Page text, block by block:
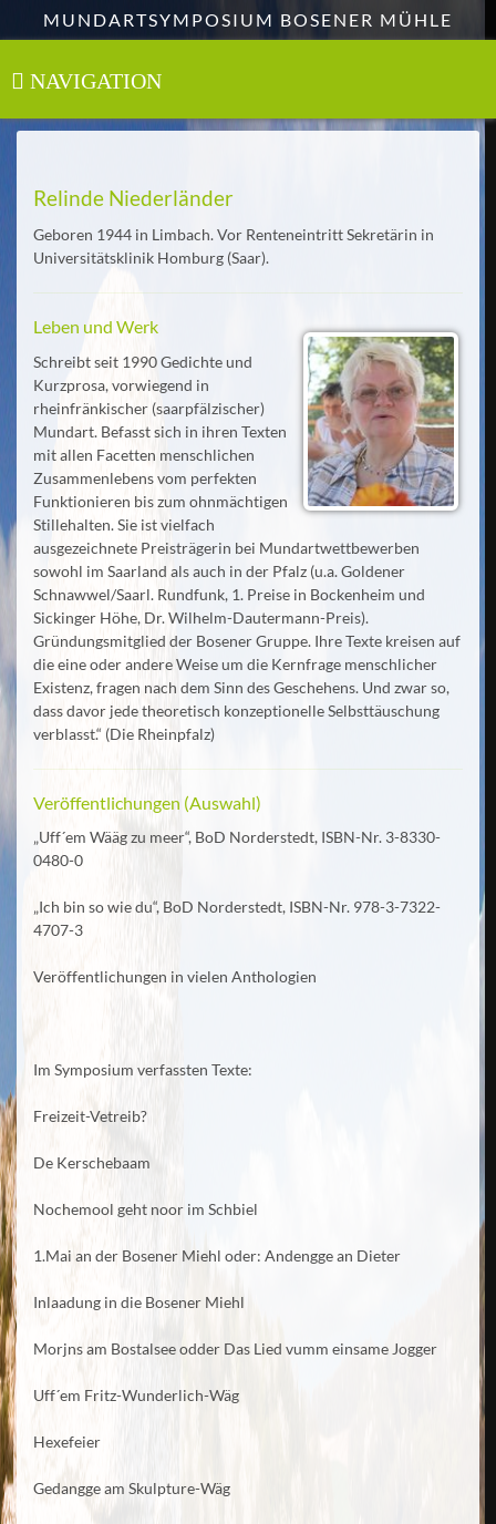
MUNDARTSYMPOSIUM BOSENER MÜHLE
NAVIGATION
Toggle
Relinde Niederländer
Geboren 1944 in Limbach. Vor Renteneintritt Sekretärin in
Universitätsklinik Homburg (Saar).
Leben und Werk
Schreibt seit 1990 Gedichte und
Kurzprosa, vorwiegend in
rheinfränkischer (saarpfälzischer)
Mundart. Befasst sich in ihren Texten
mit allen Facetten menschlichen
Zusammenlebens vom perfekten
Funktionieren bis zum ohnmächtigen
Stillehalten. Sie ist vielfach
ausgezeichnete Preisträgerin bei Mundartwettbewerben
sowohl im Saarland als auch in der Pfalz (u.a. Goldener
Schnawwel/Saarl. Rundfunk, 1. Preise in Bockenheim und
Sickinger Höhe, Dr. Wilhelm-Dautermann-Preis).
Gründungsmitglied der Bosener Gruppe. Ihre Texte kreisen auf
die eine oder andere Weise um die Kernfrage menschlicher
Existenz, fragen nach dem Sinn des Geschehens. Und zwar so,
dass davor jede theoretisch konzeptionelle Selbsttäuschung
verblasst.“ (Die Rheinpfalz)
Veröffentlichungen (Auswahl)
„Uff´em Wääg zu meer“, BoD Norderstedt, ISBN-Nr. 3-8330-
0480-0
„Ich bin so wie du“, BoD Norderstedt, ISBN-Nr. 978-3-7322-
4707-3
Veröffentlichungen in vielen Anthologien
Im Symposium verfassten Texte:
Freizeit-Vetreib?
De Kerschebaam
Nochemool geht noor im Schbiel
1.Mai an der Bosener Miehl oder: Andengge an Dieter
Inlaadung in die Bosener Miehl
Morjns am Bostalsee odder Das Lied vumm einsame Jogger
Uff´em Fritz-Wunderlich-Wäg
Hexefeier
Gedangge am Skulpture-Wäg